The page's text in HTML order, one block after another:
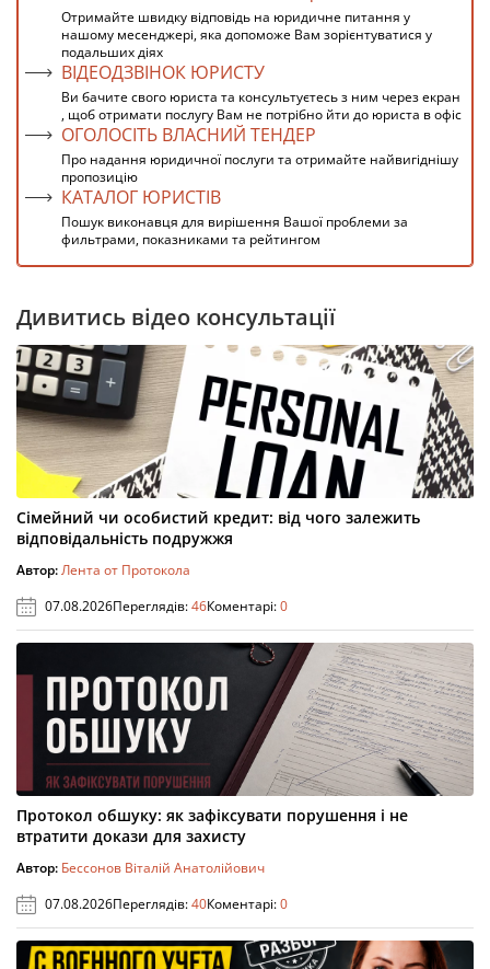
Отримайте швидку відповідь на юридичне питання у
нашому месенджері, яка допоможе Вам зорієнтуватися у
подальших діях
ВІДЕОДЗВІНОК ЮРИСТУ
Ви бачите свого юриста та консультуєтесь з ним через екран
, щоб отримати послугу Вам не потрібно йти до юриста в офіс
ОГОЛОСІТЬ ВЛАСНИЙ ТЕНДЕР
Про надання юридичної послуги та отримайте найвигіднішу
пропозицію
КАТАЛОГ ЮРИСТІВ
Пошук виконавця для вирішення Вашої проблеми за
фильтрами, показниками та рейтингом
Дивитись відео консультації
Сімейний чи особистий кредит: від чого залежить
відповідальність подружжя
Автор:Лента от Протокола
07.08.2026Переглядів:46Коментарі:0
Протокол обшуку: як зафіксувати порушення і не
втратити докази для захисту
Автор: Бессонов Віталій Анатолійович
07.08.2026Переглядів:40Коментарі:0